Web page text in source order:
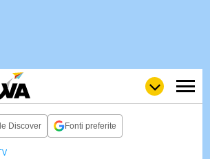
Discover Fonti preferite